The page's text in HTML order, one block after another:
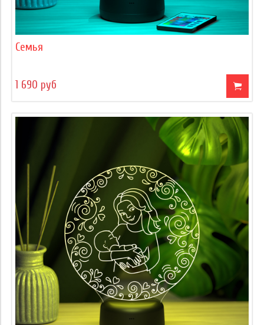
Семья
1 690 руб